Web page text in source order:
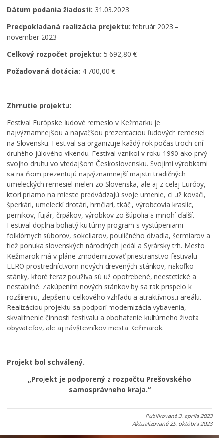
Dátum podania žiadosti: 31.03.2023
Predpokladaná realizácia projektu: február 2023 –
november 2023
Celkový rozpočet projektu: 5 692,80 €
Požadovaná dotácia: 4 700,00 €
Zhrnutie projektu:
Festival Európske ľudové remeslo v Kežmarku je
najvýznamnejšou a najväčšou prezentáciou ľudových remesiel
na Slovensku. Festival sa organizuje každý rok počas troch dní
druhého júlového víkendu. Festival vznikol v roku 1990 ako prvý
svojho druhu vo vtedajšom Československu. Svojimi výrobkami
sa na ňom prezentujú najvýznamnejší majstri tradičných
umeleckých remesiel nielen zo Slovenska, ale aj z celej Európy,
ktorí priamo na mieste predvádzajú svoje umenie, ci už kováči,
šperkári, umeleckí drotári, hrnčiari, tkáči, výrobcovia kraslíc,
perníkov, fujár, črpákov, výrobkov zo šúpolia a mnohí ďalší.
Festival doplna bohatý kultúrny program s vystúpeniami
folklórnych súborov, sokoliarov, pouličného divadla, šermiarov a
tiež ponuka slovenských národných jedál a Syrársky trh. Mesto
Kežmarok má v pláne zmodernizovať priestranstvo festivalu
ELRO prostredníctvom nových drevených stánkov, nakoľko
stánky, ktoré teraz používa sú už opotrebené, neestetické a
nestabilné. Zakúpením nových stánkov by sa tak prispelo k
rozšíreniu, zlepšeniu celkového vzhľadu a atraktívnosti areálu.
Realizáciou projektu sa podporí modernizácia vybavenia,
skvalitnenie činnosti festivalu a obohatenie kultúrneho života
obyvateľov, ale aj návštevníkov mesta Kežmarok.
Projekt bol schválený.
„Projekt je podporený z rozpočtu Prešovského
samosprávneho kraja.“
Publikované3. apríla 2023
Aktualizované25. októbra 2023